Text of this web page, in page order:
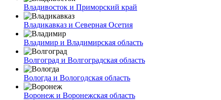
Владивосток и Приморский край
Владикавказ и Северная Осетия
Владимир и Владимирская область
Волгоград и Волгоградская область
Вологда и Вологодская область
Воронеж и Воронежская область